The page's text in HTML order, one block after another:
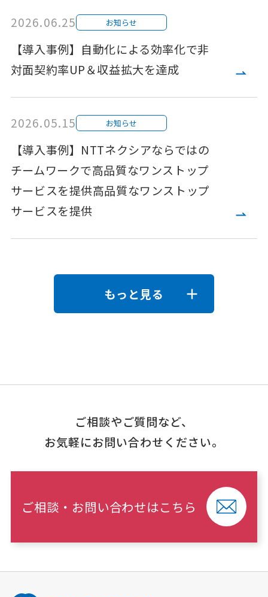
2026.06.25 お知らせ
【導入事例】自動化による効率化で非
対面契約率UP＆収益拡大を達成
2026.05.15 お知らせ
【導入事例】NTTネクシアならではの
チームワークで高品質なワンストップ
サービスを提供高品質なワンストップ
サービスを提供
もっと見る
ご相談やご質問など、
お気軽にお問い合わせください。
ご相談・お問い合わせはこちら